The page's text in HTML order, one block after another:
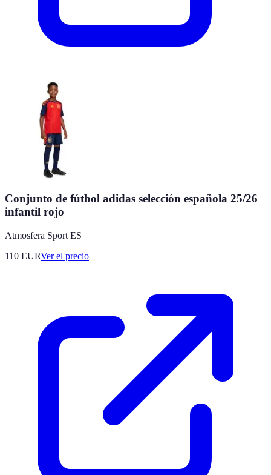
Conjunto de fútbol adidas selección española 25/26
infantil rojo
Atmosfera Sport ES
110 EURVer el precio